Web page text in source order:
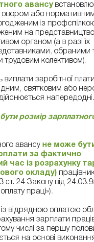
авансу
або
із
на представництво
органом (а в разі їх
обраними
трудовим колективом).
заробітної плати
святковим або
напередодні.
розмір
авансу не може
за фактично
час із розрахунку
окладу)
ст. 24 Закону від
праці»).
відрядною оплатою
зарплати
числі за першу
на основі